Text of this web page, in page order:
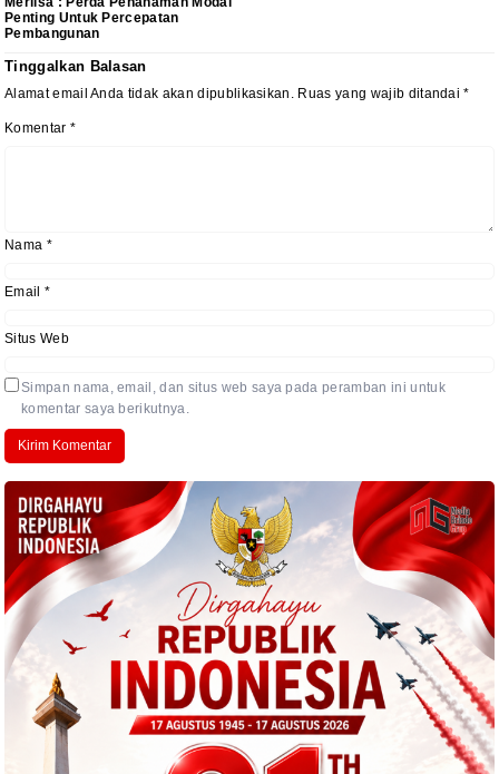
Penting Untuk Percepatan
Pembangunan
Tinggalkan Balasan
Alamat email Anda tidak akan dipublikasikan. Ruas yang wajib ditandai*
Komentar *
Nama *
Email *
Situs Web
Simpan nama, email, dan situs web saya pada peramban ini untuk
komentar saya berikutnya.